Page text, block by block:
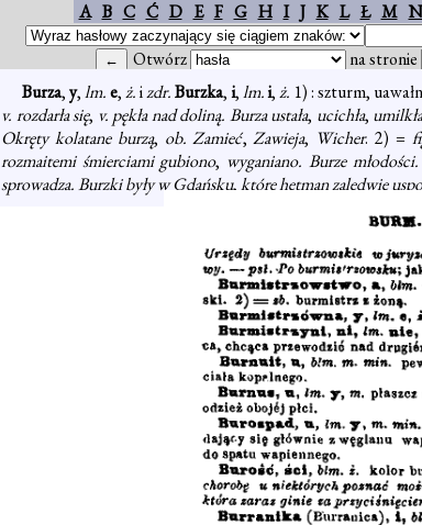
A B C Ć D E F G H I J K L Ł M N
Otwórz na stronie
Burza,y,lm.e,ż.izdr.Burzka,i,lm.i,ż. 1) : szturm,
v. rozdarła się, v. pękła nad doliną. Burza ustała, ucichła,
Okręty kolatane burzą, ob. Zamieć,Zawieja, Wicher. 2) =
rozmaitemi śmierciami gubiono, wyganiano. Burze
sprowadza. Burzki były w Gdańsku,które hetman zaledwie